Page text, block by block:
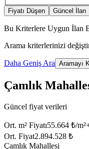
Fiyatı Düşen Güncel İlan
Bu Kriterlere Uygun İlan
Arama kriterlerinizi
Daha Geniş Ara Aramayı
Çamlık
Güncel fiyat verileri
Ort. m² Fiyatı55.664 ₺/m²
Ort. Fiyat2.894.528 ₺
Çamlık Mahallesi